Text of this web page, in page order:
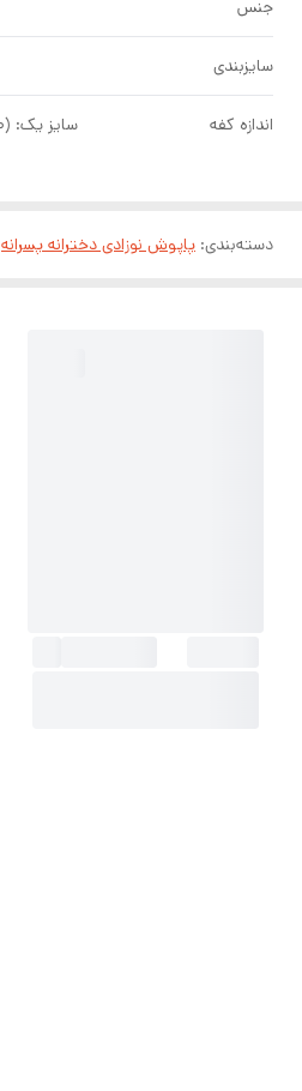
جنس
سایزبندی
اندازه کفه
دسته‌بندی: پاپوش نوزادی دخترانه پسرانه